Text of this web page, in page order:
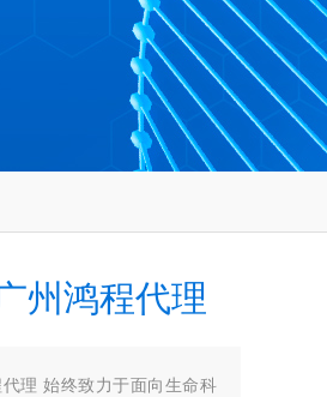
州鸿程代理
代理 始终致力于面向生命科